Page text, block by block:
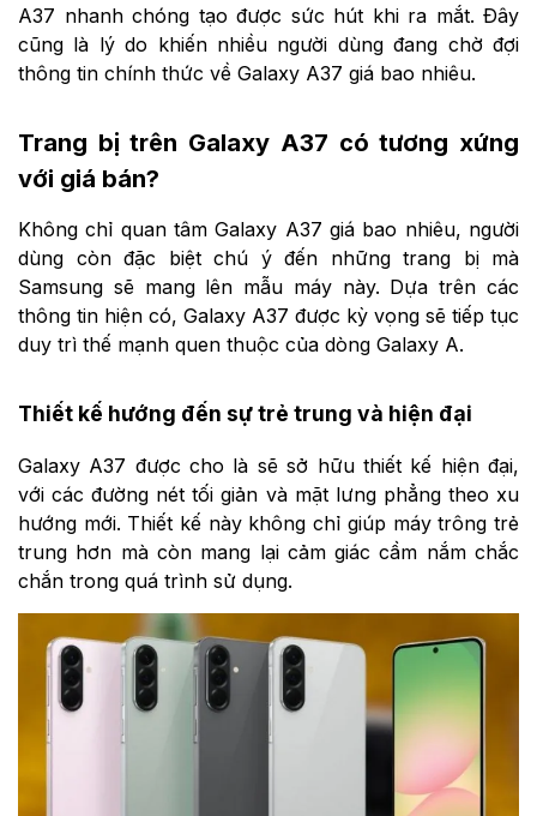
A37 nhanh chóng tạo được sức hút khi ra mắt. Đây
cũng là lý do khiến nhiều người dùng đang chờ đợi
thông tin chính thức về Galaxy A37 giá bao nhiêu.
Trang bị trên Galaxy A37 có tương xứng
với giá bán?
Không chỉ quan tâm Galaxy A37 giá bao nhiêu, người
dùng còn đặc biệt chú ý đến những trang bị mà
Samsung sẽ mang lên mẫu máy này. Dựa trên các
thông tin hiện có, Galaxy A37 được kỳ vọng sẽ tiếp tục
duy trì thế mạnh quen thuộc của dòng Galaxy A.
Thiết kế hướng đến sự trẻ trung và hiện đại
Galaxy A37 được cho là sẽ sở hữu thiết kế hiện đại,
với các đường nét tối giản và mặt lưng phẳng theo xu
hướng mới. Thiết kế này không chỉ giúp máy trông trẻ
trung hơn mà còn mang lại cảm giác cầm nắm chắc
chắn trong quá trình sử dụng.